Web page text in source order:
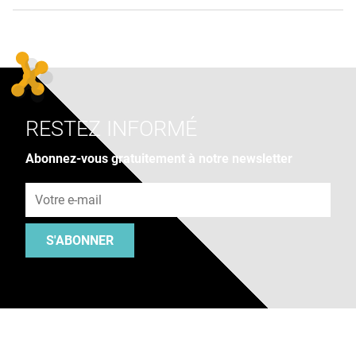
RESTEZ INFORMÉ
Abonnez-vous gratuitement à notre newsletter
S'ABONNER